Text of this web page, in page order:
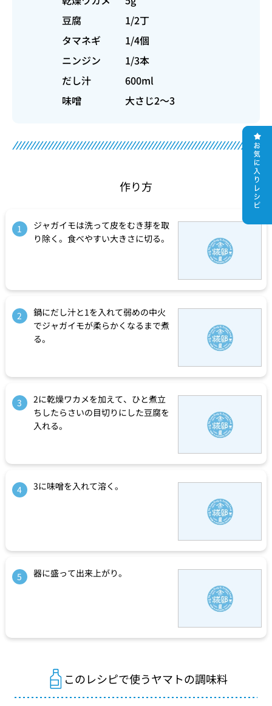
豆腐
1/2丁
タマネギ
1/4個
ニンジン
1/3本
だし汁
600ml
味噌
大さじ2～3
作り方
1
ジャガイモは洗って皮をむき芽を取
り除く。食べやすい大きさに切る。
2
鍋にだし汁と1を入れて弱めの中火
でジャガイモが柔らかくなるまで煮
る。
3
2に乾燥ワカメを加えて、ひと煮立
ちしたらさいの目切りにした豆腐を
入れる。
4 3に味噌を入れて溶く。
5 器に盛って出来上がり。
このレシピで使うヤマトの調味料